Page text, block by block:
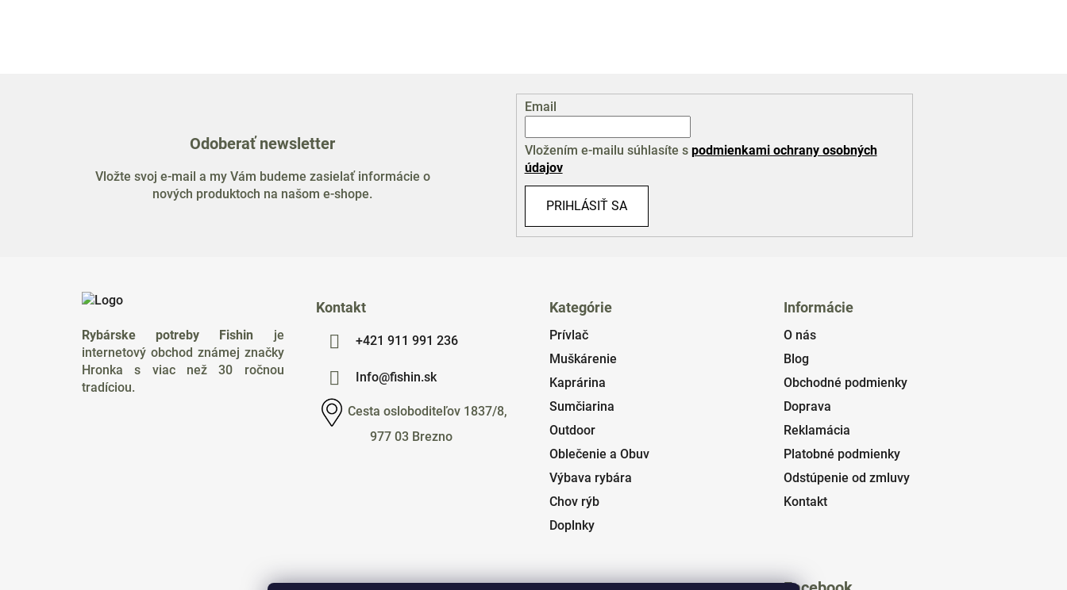
Odoberať newsletter
Vložte svoj e-mail a my Vám budeme zasielať informácie o
nových produktoch na našom e-shope.
Email
Vložením e-mailu súhlasíte s podmienkami ochrany osobných
údajov
PRIHLÁSIŤ SA
Rybárske potreby Fishin je
internetový obchod známej značky
Hronka s viac než 30 ročnou
tradíciou.
Kontakt
+421 911 991 236
Info@fishin.sk
Cesta osloboditeľov 1837/8,
977 03 Brezno
Kategórie
Prívlač
Muškárenie
Kaprárina
Sumčiarina
Outdoor
Oblečenie a Obuv
Výbava rybára
Chov rýb
Doplnky
Informácie
O nás
Blog
Obchodné podmienky
Doprava
Reklamácia
Platobné podmienky
Odstúpenie od zmluvy
Kontakt